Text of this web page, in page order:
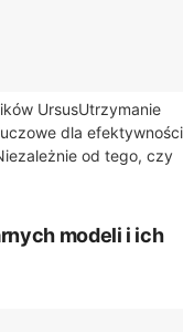
UrsusUtrzymanie
dla efektywności
od tego, czy
modeli i ich